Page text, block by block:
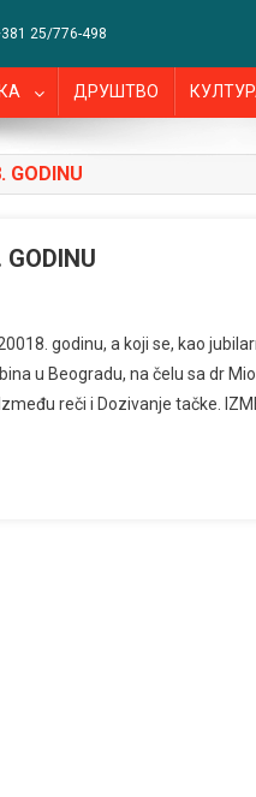
25/776-498
ДРУШТВО
GODINU
godinu, a koji se, kao
u Beogradu, na čelu sa dr
reči i Dozivanje tačke.